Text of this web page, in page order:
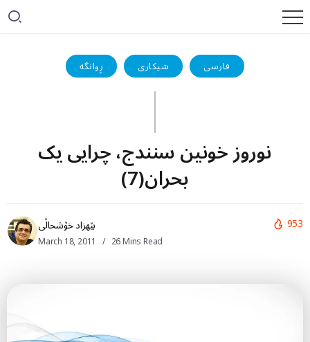
ڕوانگە شیکاری فارسی
نوروز خونین سنندج، چرایی یک
بحران(7)
بێهزاد خۆشحاڵی
March 18, 2011 26 Mins Read
953